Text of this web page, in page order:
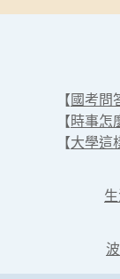
【國考問
【時事怎
【大學這